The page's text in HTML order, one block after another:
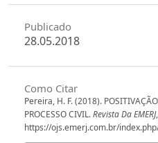
Publicado
28.05.2018
Como Citar
Pereira, H. F. (2018).
PROCESSO CIVIL.Revista Da EMERJ,
https://ojs.emerj.com.br/